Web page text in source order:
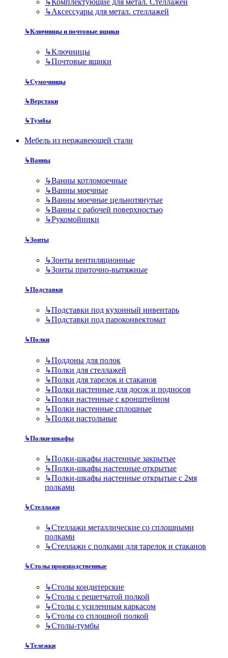
↳Комплектующие для метал. Стеллажей
↳Аксессуары для метал. стеллажей
↳Ключницы и почтовые ящики
↳Ключницы
↳Почтовые ящики
↳Сумочницы
↳Верстаки
↳Тумбы
Мебель из нержавеющей стали
↳Ванны
↳Ванны котломоечные
↳Ванны моечные
↳Ванны моечные цельнотянутые
↳Ванны с рабочей поверхностью
↳Рукомойники
↳Зонты
↳Зонты вентиляционные
↳Зонты приточно-вытяжные
↳Подставки
↳Подставки под кухонный инвентарь
↳Подставки под пароконвектомат
↳Полки
↳Поддоны для полок
↳Полки для стеллажей
↳Полки для тарелок и стаканов
↳Полки настенные для досок и подносов
↳Полки настенные с кронштейном
↳Полки настенные сплошные
↳Полки настольные
↳Полки-шкафы
↳Полки-шкафы настенные закрытые
↳Полки-шкафы настенные открытые
↳Полки-шкафы настенные открытые с 2мя
полками
↳Стеллажи
↳Стеллажи металлические со сплошными
полками
↳Стеллажи с полками для тарелок и стаканов
↳Столы производственные
↳Столы кондитерские
↳Столы с решетчатой полкой
↳Столы с усиленным каркасом
↳Столы со сплошной полкой
↳Столы-тумбы
↳Тележки